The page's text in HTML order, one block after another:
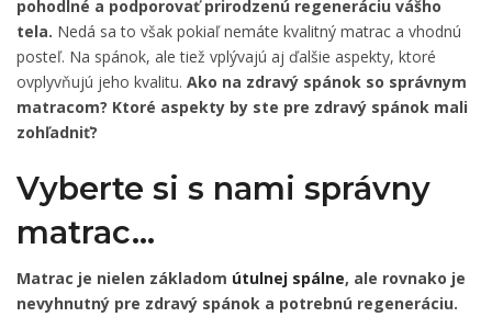
pohodlné a podporovať prirodzenú regeneráciu vášho
tela. Nedá sa to však pokiaľ nemáte kvalitný matrac a vhodnú
posteľ. Na spánok, ale tiež vplývajú aj ďalšie aspekty, ktoré
ovplyvňujú jeho kvalitu. Ako na zdravý spánok so správnym
matracom? Ktoré aspekty by ste pre zdravý spánok mali
zohľadniť?
Vyberte si s nami správny
matrac…
Matrac je nielen základom útulnej spálne, ale rovnako je
nevyhnutný pre zdravý spánok a potrebnú regeneráciu.